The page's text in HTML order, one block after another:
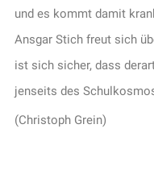
und es kommt damit
Ansgar Stich freut sich
ist sich sicher, dass
jenseits des
(Christoph Grein)